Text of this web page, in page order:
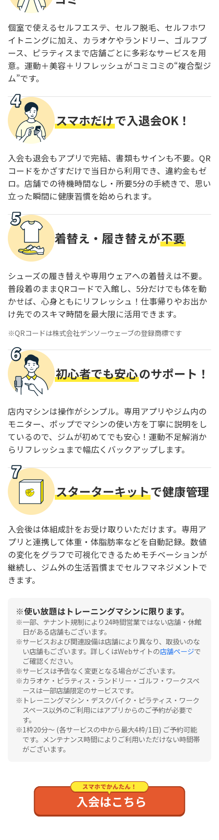
個室で使えるセルフエステ、セルフ脱毛、セルフホワ
イトニングに加え、カラオケやランドリー、ゴルフブ
ース、ピラティスまで店舗ごとに多彩なサービスを用
意。運動＋美容＋リフレッシュがコミコミの“複合型ジ
ム”です。
スマホだけで入退会OK！
入会も退会もアプリで完結、書類もサインも不要。QR
コードをかざすだけで当日から利用でき、違約金もゼ
ロ。店舗での待機時間なし・所要5分の手続きで、思い
立った瞬間に健康習慣を始められます。
着替え・履き替えが不要
シューズの履き替えや専用ウェアへの着替えは不要。
普段着のままQRコードで入館し、5分だけでも体を動
かせば、心身ともにリフレッシュ！仕事帰りやお出か
け先でのスキマ時間を最大限に活用できます。
QRコードは株式会社デンソーウェーブの登録商標です
初心者でも安心のサポート！
店内マシンは操作がシンプル。専用アプリやジム内の
モニター、ポップでマシンの使い方を丁寧に説明をし
ているので、ジムが初めてでも安心！運動不足解消か
らリフレッシュまで幅広くバックアップします。
スターターキットで健康管理
入会後は体組成計をお受け取りいただけます。専用ア
プリと連携して体重・体脂肪率などを自動記録。数値
の変化をグラフで可視化できるためモチベーションが
継続し、ジム外の生活習慣までセルフマネジメントで
きます。
使い放題はトレーニングマシンに限ります。
一部、テナント規制により24時間営業ではない店舗・休館
日がある店舗もございます。
サービスおよび関連設備は店舗により異なり、取扱いのな
い店舗もございます。詳しくはWebサイトの店舗ページで
ご確認ください。
サービスは予告なく変更となる場合がございます。
カラオケ・ピラティス・ランドリー・ゴルフ・ワークスペ
ースは一部店舗限定のサービスです。
トレーニングマシン・デスクバイク・ピラティス・ワーク
スペース以外のご利用にはアプリからのご予約が必要で
す。
1枠20分〜 (各サービスの中から最大4枠/1日) ご予約可能
です。メンテナンス時間によりご利用いただけない時間帯
がございます。